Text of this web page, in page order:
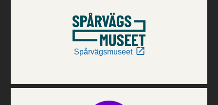
Spårvägsmuseet